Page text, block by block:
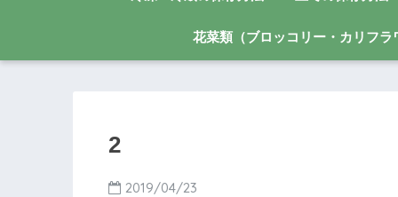
花菜類（ブロッコリー・カリフ
2
2019/04/23